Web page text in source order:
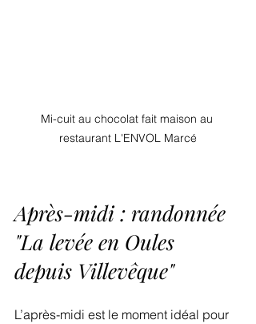
Mi-cuit au chocolat fait maison au
restaurant L'ENVOL Marcé
Après-midi : randonnée
"La levée en Oules
depuis Villevêque"
L’après-midi est le moment idéal pour